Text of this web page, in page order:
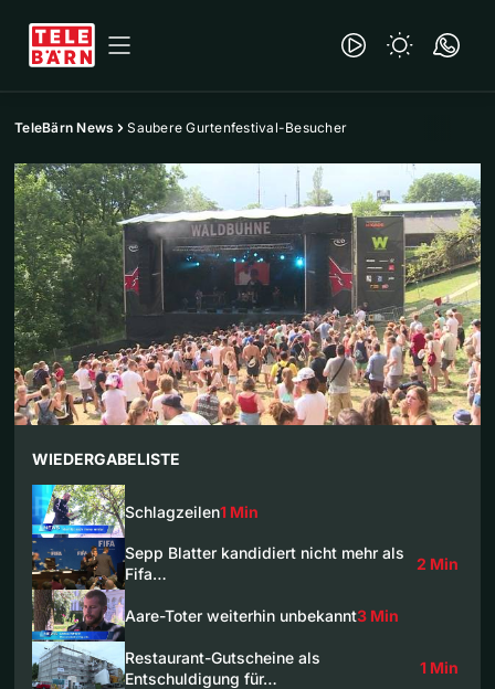
TeleBärn News Saubere Gurtenfestival-Besucher
WIEDERGABELISTE
Schlagzeilen1 Min
Sepp Blatter kandidiert nicht mehr als
Fifa…
2 Min
Aare-Toter weiterhin unbekannt3 Min
Restaurant-Gutscheine als
Entschuldigung für…
1 Min